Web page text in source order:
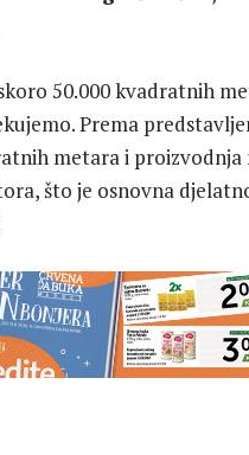
50.000 kvadratnih
Prema
metara i proizvodnja
što je osnovna